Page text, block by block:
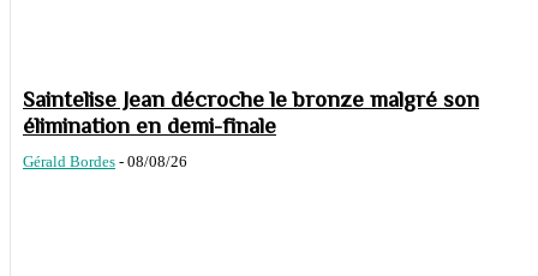
Saintelise Jean décroche le bronze malgré son
élimination en demi-finale
Gérald Bordes - 08/08/26